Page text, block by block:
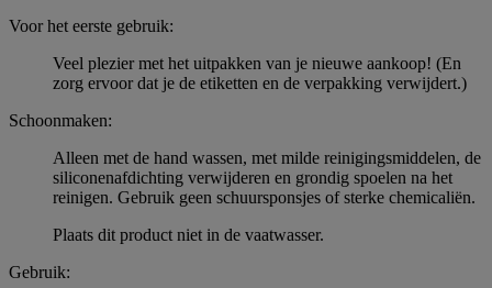
Voor het eerste gebruik:
Veel plezier met het uitpakken van je nieuwe aankoop! (En
zorg ervoor dat je de etiketten en de verpakking verwijdert.)
Schoonmaken:
Alleen met de hand wassen, met milde reinigingsmiddelen, de
siliconenafdichting verwijderen en grondig spoelen na het
reinigen. Gebruik geen schuursponsjes of sterke chemicaliën.
Plaats dit product niet in de vaatwasser.
Gebruik: